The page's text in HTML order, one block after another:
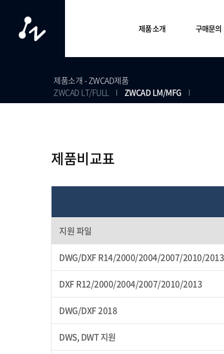
제품 소개
ZWCAD 제품
- ZWCAD 2026
- 제품 비교표
- ZW3D 주요기능
구매문의
제품소개 - ZWCAD제품
ZWCAD LT/FULL
ZWCAD LM/MFG
제품비교표
지원 파일
DWG/DXF R14/2000/2004/2007/2010/
DXF R12/2000/2004/2007/2010/2013
DWG/DXF 2018
DWS, DWT 지원